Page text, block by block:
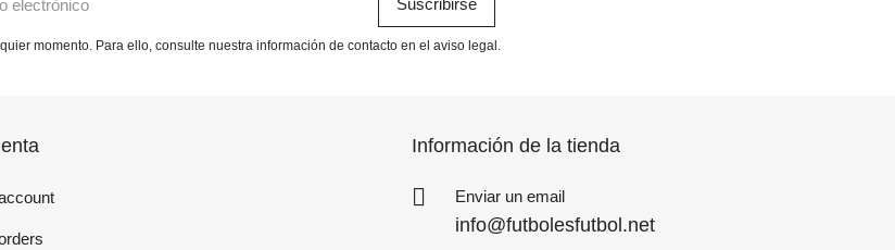
momento. Para ello, consulte nuestra información de contacto en el aviso legal.
Información de la tienda
Enviar un email
info@futbolesfutbol.net